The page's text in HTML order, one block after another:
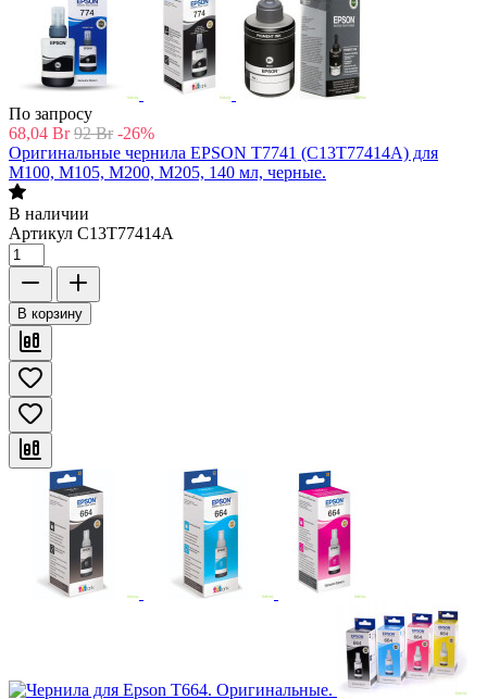
По запросу
68,04 Br 92 Br -26%
Оригинальные чернила EPSON T7741 (C13T77414A) для
M100, M105, M200, M205, 140 мл, черные.
В наличии
Артикул C13T77414A
В корзину